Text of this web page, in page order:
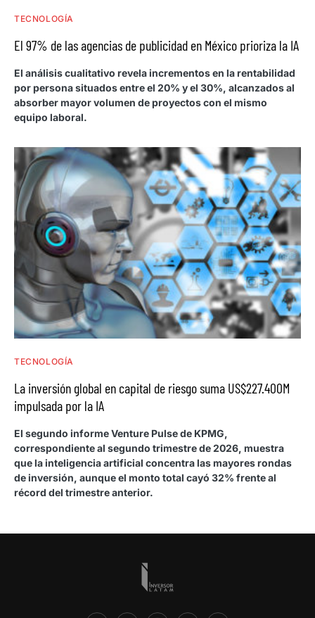
TECNOLOGÍA
El 97% de las agencias de publicidad en México prioriza la IA
El análisis cualitativo revela incrementos en la rentabilidad
por persona situados entre el 20% y el 30%, alcanzados al
absorber mayor volumen de proyectos con el mismo
equipo laboral.
TECNOLOGÍA
La inversión global en capital de riesgo suma US$227.400M
impulsada por la IA
El segundo informe Venture Pulse de KPMG,
correspondiente al segundo trimestre de 2026, muestra
que la inteligencia artificial concentra las mayores rondas
de inversión, aunque el monto total cayó 32% frente al
récord del trimestre anterior.